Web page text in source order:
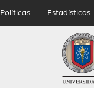
Políticas Estadísticas